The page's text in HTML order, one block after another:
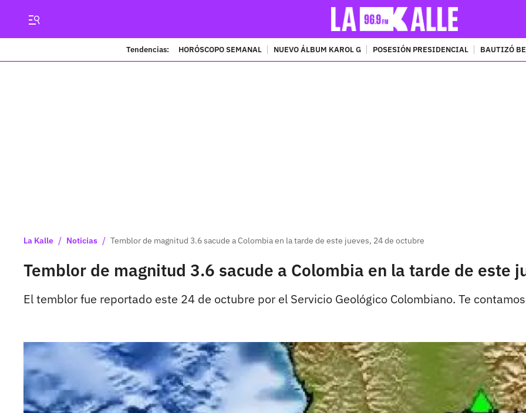
Tendencias: HORÓSCOPO SEMANAL NUEVO ÁLBUM KAROL G POSESIÓN PRESIDENCIAL BAUTIZÓ
La Kalle / Noticias / Temblor de magnitud 3.6 sacude a Colombia en la tarde de este jueves, 24 de octubre
Temblor de magnitud 3.6 sacude a Colombia en la tarde de este
El temblor fue reportado este 24 de octubre por el Servicio Geológico Colombiano. Te